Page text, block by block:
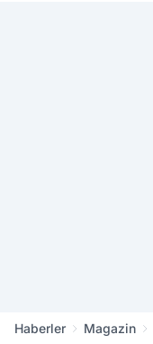
Haberler Magazin